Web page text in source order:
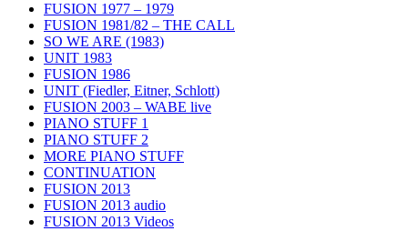
FUSION 1977 – 1979
FUSION 1981/82 – THE CALL
SO WE ARE (1983)
UNIT 1983
FUSION 1986
UNIT (Fiedler, Eitner, Schlott)
FUSION 2003 – WABE live
PIANO STUFF 1
PIANO STUFF 2
MORE PIANO STUFF
CONTINUATION
FUSION 2013
FUSION 2013 audio
FUSION 2013 Videos